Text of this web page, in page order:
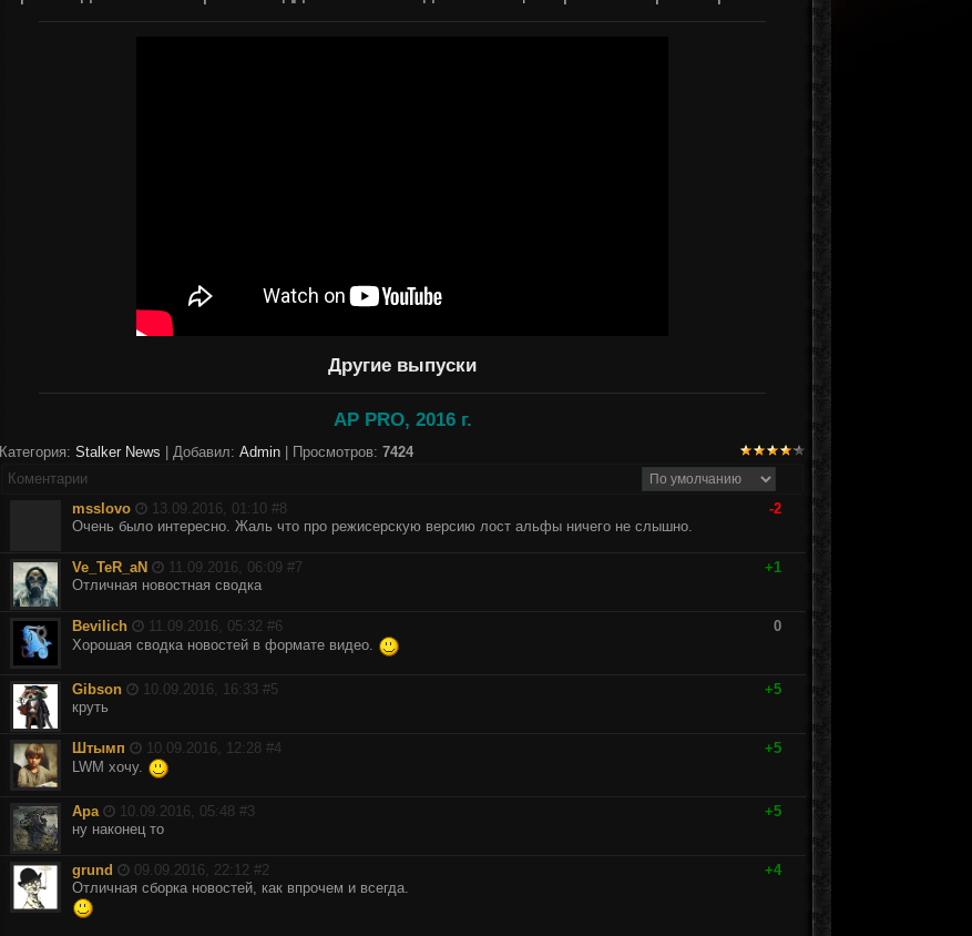
Другие выпуски
AP PRO, 2016 г.
Категория: Stalker News | Добавил: Аdmin | Просмотров: 7424
Коментарии
msslovo
13.09.2016, 01:10 #8
-2
Очень было интересно. Жаль что про режисерскую версию лост альфы ничего не слышно.
Ve_TeR_aN 11.09.2016, 06:09 #7
+1
Отличная новостная сводка
Bevilich 11.09.2016, 05:32 #6
0
Хорошая сводка новостей в формате видео.
Gibson 10.09.2016, 16:33 #5
+5
круть
Штымп 10.09.2016, 12:28 #4
+5
LWM хочу.
Apa 10.09.2016, 05:48 #3
+5
ну наконец то
grund 09.09.2016, 22:12 #2
+4
Отличная сборка новостей, как впрочем и всегда.